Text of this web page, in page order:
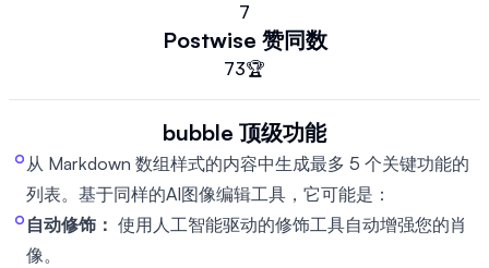
7
Postwise 赞同数
73🏆
bubble 顶级功能
从 Markdown 数组样式的内容中生成最多 5 个关键功能的
列表。基于同样的AI图像编辑工具，它可能是：
自动修饰： 使用人工智能驱动的修饰工具自动增强您的肖
像。